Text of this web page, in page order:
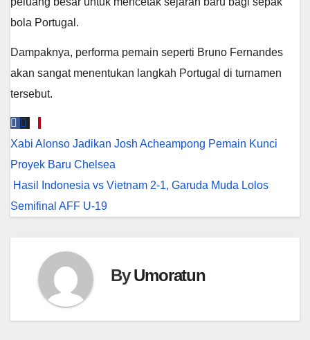
bola Portugal.
Dampaknya, performa pemain seperti Bruno Fernandes
akan sangat menentukan langkah Portugal di turnamen
tersebut.
Navigasi
pos
Xabi Alonso Jadikan Josh Acheampong Pemain Kunci
Proyek Baru Chelsea
Hasil Indonesia vs Vietnam 2-1, Garuda Muda Lolos
Semifinal AFF U-19
ByUmoratun